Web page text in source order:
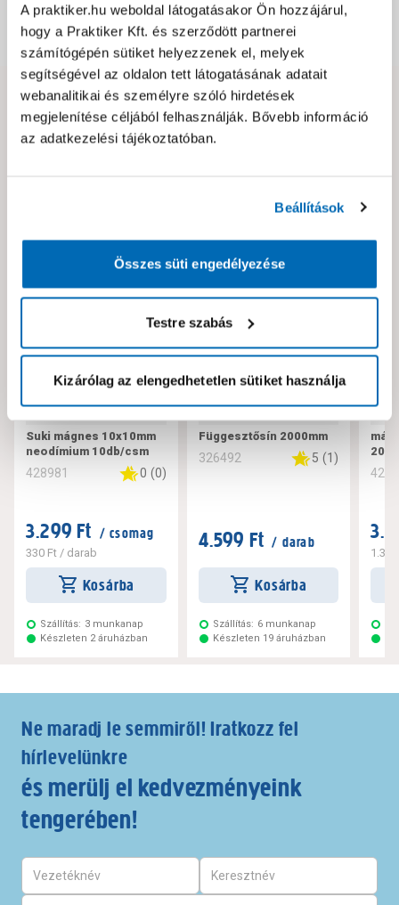
A praktiker.hu weboldal látogatásakor Ön hozzájárul,
hogy a Praktiker Kft. és szerződött partnerei
számítógépén sütiket helyezzenek el, melyek
segítségével az oldalon tett látogatásának adatait
webanalitikai és személyre szóló hirdetések
megjelenítése céljából felhasználják. Bővebb információ
az adatkezelési tájékoztatóban.
Beállítások
Összes süti engedélyezése
Testre szabás
Kizárólag az elengedhetetlen sütiket használja
Dokumentumok, felelős személy
Hibát találtál az oldalon vagy a termék leírásában?
Kérjük jelezd nekünk!
Suki mágnes 10x10mm
neodímium 10db/csm
428981 0 (0)
3.299 Ft / csomag
330 Ft / darab
Kosárba
Szállítás: 3 munkanap
Készleten 2 áruházban
Függesztősín 2000mm
326492 5 (1)
4.599 Ft / darab
Kosárba
Szállítás: 6 munkanap
Készleten 19 áruházban
Ne maradj le semmiről! Iratkozz fel
hírlevelünkre
és merülj el kedvezményeink
tengerében!